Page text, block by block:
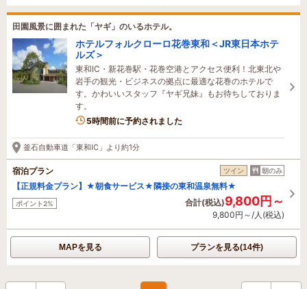
田園風景に囲まれた「ヤギ」のいるホテル。
ホテルフォルクローロ花巻東和＜JR東日本ホテ
ルズ＞
東和IC・新花巻駅・花巻空港とアクセス便利！北東北や
岩手の観光・ビジネスの拠点に最適な花巻のホテルで
す。かわいいスタッフ『ヤギ兄妹』もお待ちしておりま
す。
5時間前に予約されました
釜石自動車道「東和IC」より約1分
宿泊プラン ツイン 朝のみ
【正規料金プラン】★朝食サービス★隣接の東和温泉無料★
ポイント2% 合計(税込)9,800円～
9,800円～/人(税込)
MAPを見る プランを見る(14件)